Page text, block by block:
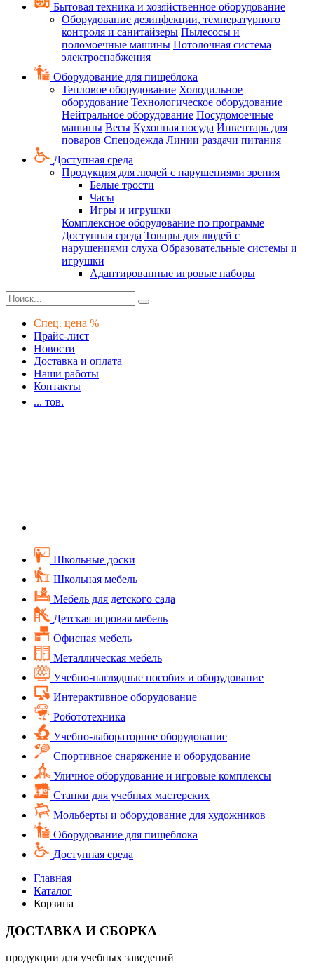
Бытовая техника и хозяйственное оборудование
Оборудование дезинфекции, температурного
контроля и санитайзеры Пылесосы и
поломоечные машины Потолочная система
электроснабжения
Оборудование для пищеблока
Тепловое оборудование Холодильное
оборудование Технологическое оборудование
Нейтральное оборудование Посудомоечные
машины Весы Кухонная посуда Инвентарь для
поваров Спецодежда Линии раздачи питания
Доступная среда
Продукция для людей с нарушениями зрения
Белые трости
Часы
Игры и игрушки
Комплексное оборудование по программе
Доступная среда Товары для людей с
нарушениями слуха Образовательные системы и
игрушки
Адаптированные игровые наборы
Спец. цена %
Прайс-лист
Новости
Доставка и оплата
Наши работы
Контакты
... тов.
Школьные доски
Школьная мебель
Мебель для детского сада
Детская игровая мебель
Офисная мебель
Металлическая мебель
Учебно-наглядные пособия и оборудование
Интерактивное оборудование
Робототехника
Учебно-лабораторное оборудование
Спортивное снаряжение и оборудование
Уличное оборудование и игровые комплексы
Cтанки для учебных мастерских
Мольберты и оборудование для художников
Оборудование для пищеблока
Доступная среда
Главная
Каталог
Корзина
ДОСТАВКА И СБОРКА
продукции для учебных заведений